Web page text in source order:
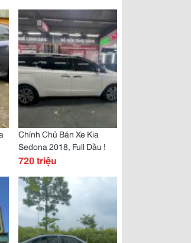
Chính Chủ Bán Xe Kia
Sedona 2018, Full Dầu !
720 triệu